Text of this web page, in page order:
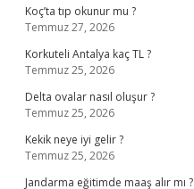
Koç’ta tıp okunur mu ?
Temmuz 27, 2026
Korkuteli Antalya kaç TL ?
Temmuz 25, 2026
Delta ovalar nasıl oluşur ?
Temmuz 25, 2026
Kekik neye iyi gelir ?
Temmuz 25, 2026
Jandarma eğitimde maaş alır mı ?